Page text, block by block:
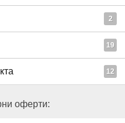
2
19
12
оферти: